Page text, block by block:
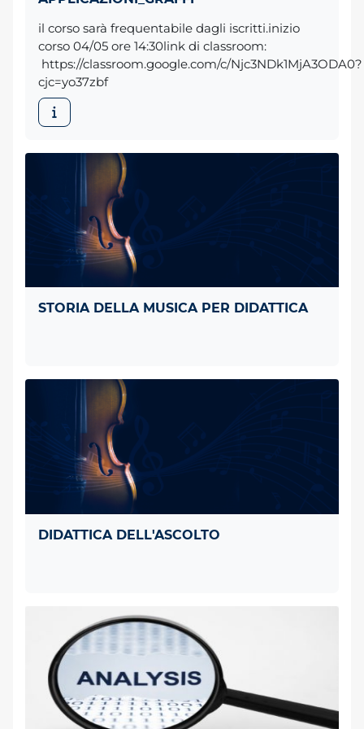
il corso sarà frequentabile dagli iscritti.inizio
corso 04/05 ore 14:30link di classroom:
https://classroom.google.com/c/Njc3NDk1MjA3ODA0?
cjc=yo37zbf
STORIA DELLA MUSICA PER DIDATTICA
DIDATTICA DELL'ASCOLTO